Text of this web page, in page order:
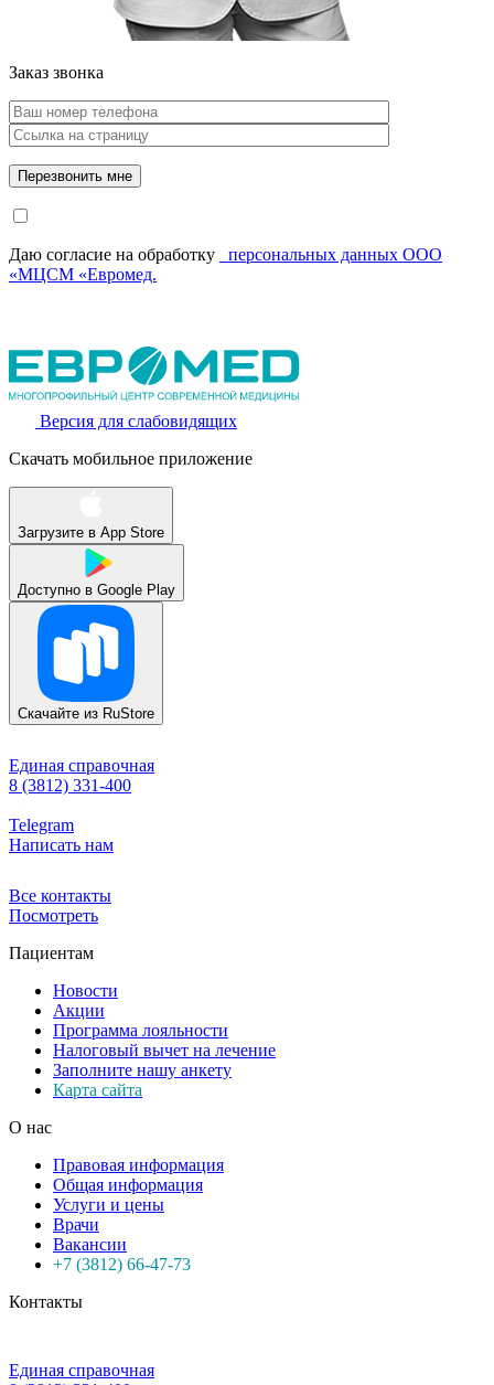
Заказ звонка
Даю согласие на обработку
персональных данных ООО
«МЦСМ «Евромед.
Версия для слабовидящих
Скачать мобильное приложение
Загрузите в App Store
Доступно в Google Play
Скачайте из RuStore
Единая справочная
8 (3812) 331-400
Telegram
Написать нам
Все контакты
Посмотреть
Пациентам
Новости
Акции
Программа лояльности
Налоговый вычет на лечение
Заполните нашу анкету
Карта сайта
О нас
Правовая информация
Общая информация
Услуги и цены
Врачи
Вакансии
+7 (3812) 66-47-73
Контакты
Единая справочная